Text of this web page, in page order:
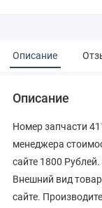
Описание
Описание
Номер запчасти
менеджера
сайте 1800
Внешний вид
сайте.